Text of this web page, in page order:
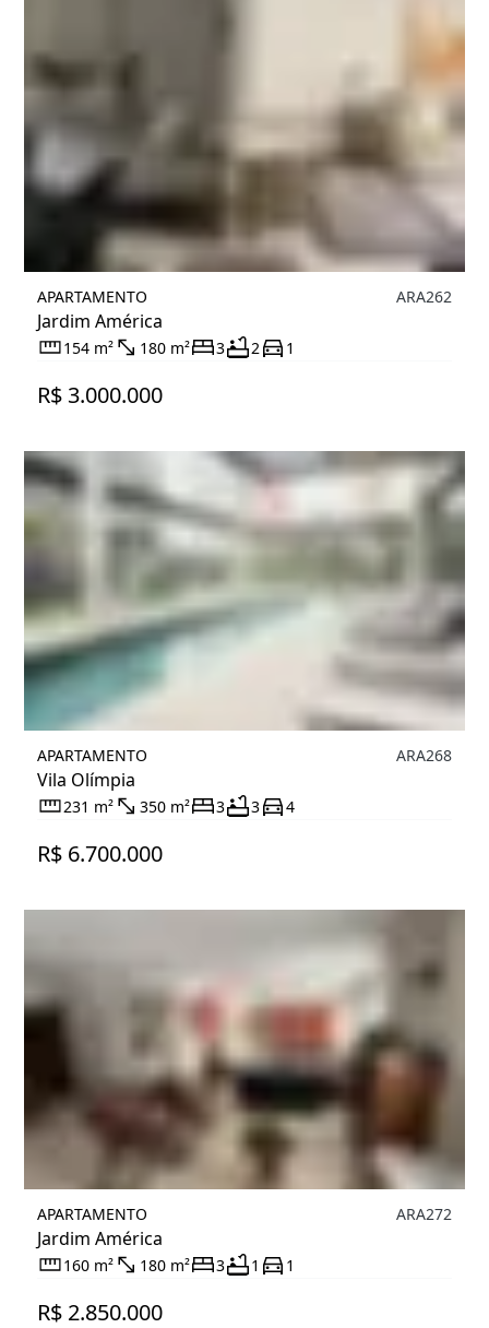
APARTAMENTO
Jardim América
ARA262
154 m² 180 m² 3 2 1
R$ 3.000.000
APARTAMENTO
Vila Olímpia
ARA268
231 m² 350 m² 3 3 4
R$ 6.700.000
APARTAMENTO
Jardim América
ARA272
160 m² 180 m² 3 1 1
R$ 2.850.000